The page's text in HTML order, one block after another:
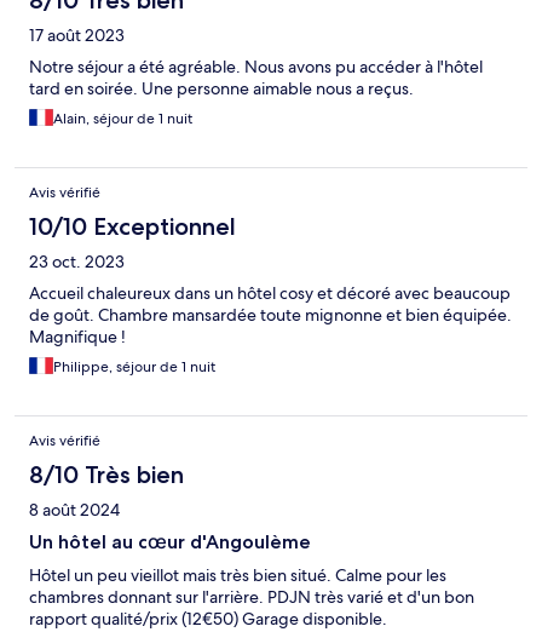
17 août 2023
Notre séjour a été agréable. Nous avons pu accéder à l'hôtel
tard en soirée. Une personne aimable nous a reçus.
Alain, séjour de 1 nuit
Avis vérifié
10/10 Exceptionnel
23 oct. 2023
Accueil chaleureux dans un hôtel cosy et décoré avec beaucoup
de goût. Chambre mansardée toute mignonne et bien équipée.
Magnifique !
Philippe, séjour de 1 nuit
Avis vérifié
8/10 Très bien
8 août 2024
Un hôtel au cœur d'Angoulème
Hôtel un peu vieillot mais très bien situé. Calme pour les
chambres donnant sur l'arrière. PDJN très varié et d'un bon
rapport qualité/prix (12€50) Garage disponible.